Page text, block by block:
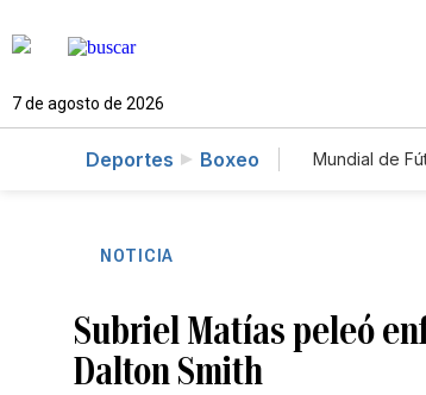
7 de agosto de 2026
Deportes Boxeo Mundial de
NOTICIA
Subriel Matías peleó
Dalton Smith